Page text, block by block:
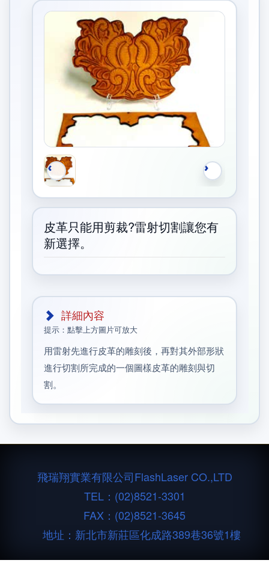
皮革只能用剪裁?雷射切割讓您有
新選擇。
詳細內容
提示：點擊上方圖片可放大
用雷射先進行皮革的雕刻後，再對其外部形狀
進行切割所完成的一個圖樣皮革的雕刻與切
割。
飛瑞翔實業有限公司FlashLaser CO.,LTD
TEL： (02)8521-3301
FAX：(02)8521-3645
地址：新北市新莊區化成路389巷36號1樓